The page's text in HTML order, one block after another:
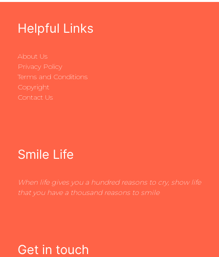
Helpful Links
About Us
Privacy Policy
Terms and Conditions
Copyright
Contact Us
Smile Life
When life gives you a hundred reasons to cry, show life
that you have a thousand reasons to smile
Get in touch